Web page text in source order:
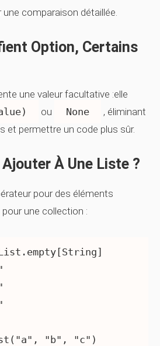
une comparaison détaillée.
Option, Certains
une valeur facultative :elle
ou None
, éliminant
et permettre un code plus sûr.
À Une Liste ?
pour des éléments
pour une collection :
"b", "c")